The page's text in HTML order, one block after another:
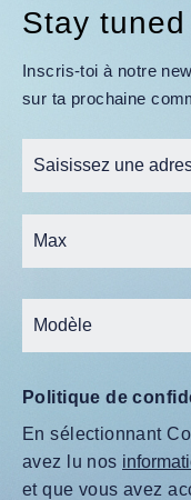
Stay tuned
Inscris-toi à notre
sur ta prochaine
Politique de
En sélectionnant
avez lu nos
et que vous avez